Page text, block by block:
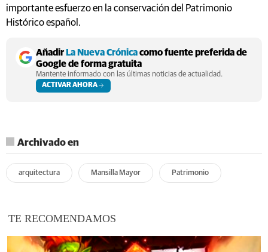
importante esfuerzo en la conservación del Patrimonio
Histórico español.
AñadirLa Nueva Crónicacomo fuente preferida de
Google de forma gratuita
Mantente informado con las últimas noticias de actualidad.
ACTIVAR AHORA
Archivado en
arquitectura Mansilla Mayor Patrimonio
TE RECOMENDAMOS